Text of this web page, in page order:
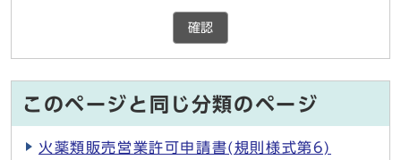
確認
このページと同じ分類のページ
火薬類販売営業許可申請書(規則様式第6)